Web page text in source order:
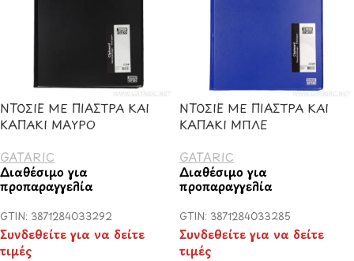
ΝΤΟΣΙΕ ΜΕ ΠΙΑΣΤΡΑ ΚΑΙ
ΚΑΠΑΚΙ ΜΑΥΡΟ
GATARIC
Διαθέσιμο για
προπαραγγελία
GTIN: 3871284033292
Συνδεθείτε για να δείτε
τιμές
ΝΤΟΣΙΕ ΜΕ ΠΙΑΣΤΡΑ ΚΑΙ
ΚΑΠΑΚΙ ΜΠΛΕ
GATARIC
Διαθέσιμο για
προπαραγγελία
GTIN: 3871284033285
Συνδεθείτε για να δείτε
τιμές